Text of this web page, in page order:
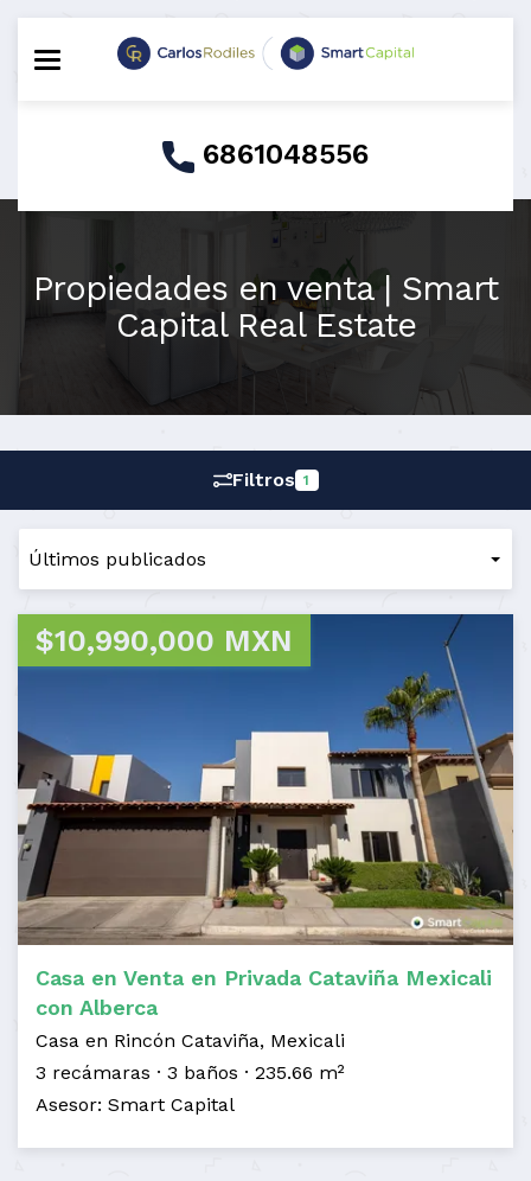
Toggle navigation
6861048556
Propiedades en venta | Smart
Capital Real Estate
Filtros 1
$10,990,000 MXN
Casa en Venta en Privada Cataviña Mexicali
con Alberca
Casa en Rincón Cataviña, Mexicali
3 recámaras
3 baños
235.66 m²
Asesor: Smart Capital